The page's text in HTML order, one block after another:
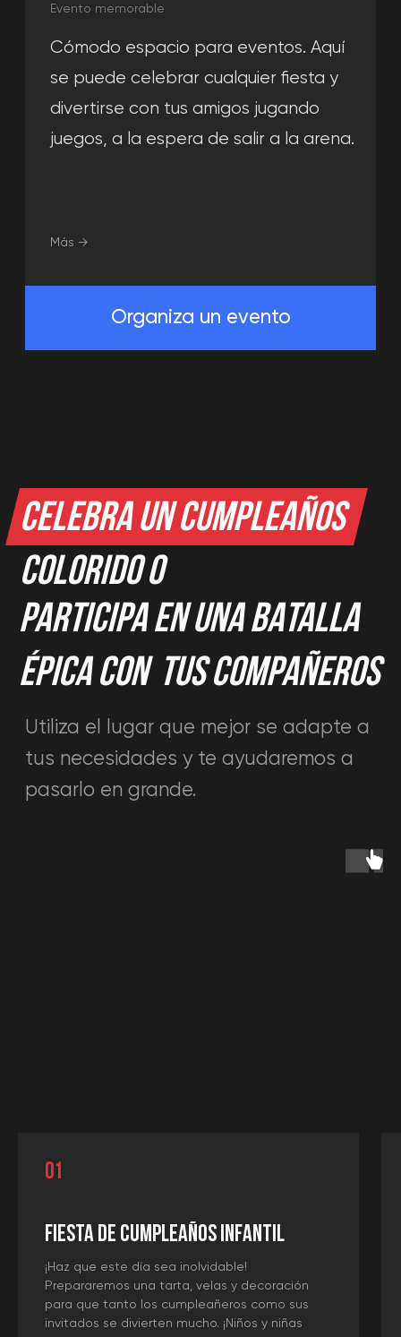
01
FIESTA DE CUMPLEAÑOS INFANTIL
¡Haz que este día sea inolvidable!
Prepararemos una tarta, velas y decoración
para que tanto los cumpleañeros como sus
invitados se divierten mucho. ¡Niños y niñas
MÍTICO!
En nuestro catálogo se presentan más
de 100 populares juegos VR. ¡Todo el
su gusto!